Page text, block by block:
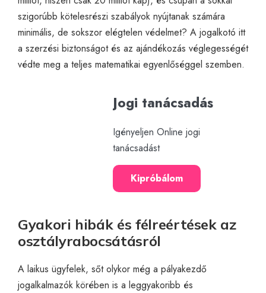
szigorúbb kötelesrészi szabályok nyújtanak számára
minimális, de sokszor elégtelen védelmet? A jogalkotó itt
a szerzési biztonságot és az ajándékozás véglegességét
védte meg a teljes matematikai egyenlőséggel szemben.
Jogi tanácsadás
Igényeljen Online jogi
tanácsadást
Kipróbálom
Gyakori hibák és félreértések az
osztályrabocsátásról
A laikus ügyfelek, sőt olykor még a pályakezdő
jogalkalmazók körében is a leggyakoribb és